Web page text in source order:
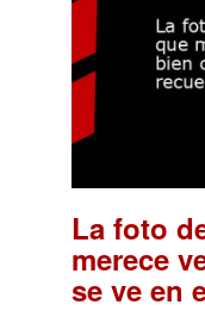
La foto
merece
se ve en